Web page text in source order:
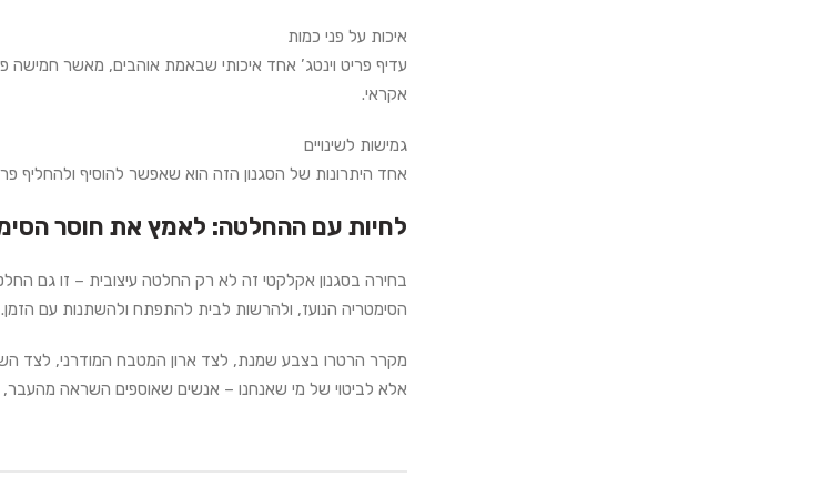
איכות על פני כמות
עדיף פריט וינטג’ אחד איכותי שבאמת אוהבים, מאשר
אקראי.
גמישות לשינויים
אחד היתרונות של הסגנון הזה הוא שאפשר להוסיף ולהחליף
לחיות עם ההחלטה: לאמץ את חוסר
בחירה בסגנון אקלקטי זה לא רק החלטה עיצובית – זו גם
הסימטריה הנועז, ולהרשות לבית להתפתח ולהשתנות עם הזמן.
מקרר הרטרו בצבע שמנת, לצד ארון המטבח המודרני, לצד
אלא לביטוי של מי שאנחנו – אנשים שאוספים השראה מהעבר,